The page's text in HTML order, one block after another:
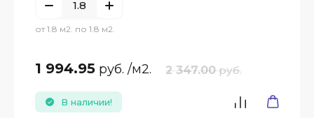
от 1.8 м2. по 1.8 м2.
1 994.95 руб. /м2. 2 347.00 руб.
В наличии!